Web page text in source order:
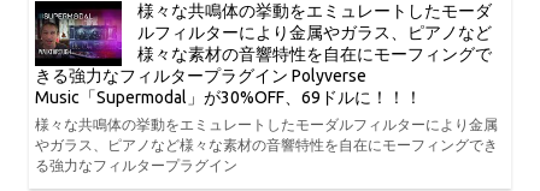
様々な共鳴体の挙動をエミュレートしたモーダ
ルフィルターにより金属やガラス、ピアノなど
様々な素材の音響特性を自在にモーフィングで
きる強力なフィルタープラグイン Polyverse
Music「Supermodal」が30%OFF、69ドルに！！！
様々な共鳴体の挙動をエミュレートしたモーダルフィルターにより金属
やガラス、ピアノなど様々な素材の音響特性を自在にモーフィングでき
る強力なフィルタープラグイン